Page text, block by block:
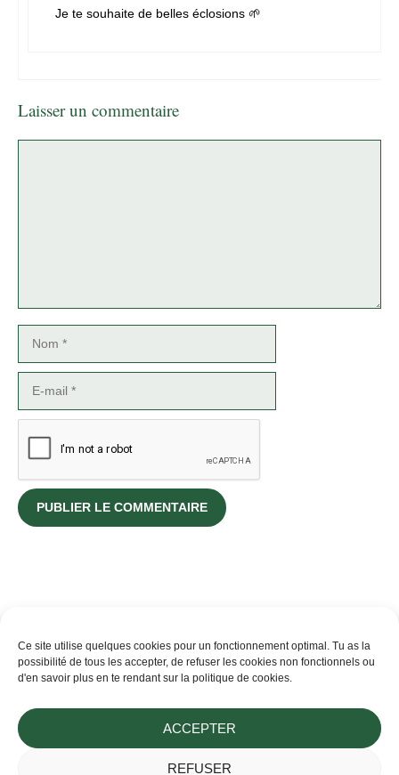
Ce site utilise quelques cookies pour un fonctionnement optimal. Tu as la
possibilité de tous les accepter, de refuser les cookies non fonctionnels ou
d'en savoir plus en te rendant sur la politique de cookies.
ACCEPTER
REFUSER
Je te souhaite de belles éclosions 🌱
Laisser un commentaire
Flavia ~ Cultivatrice de douceur au rythme du Vivant